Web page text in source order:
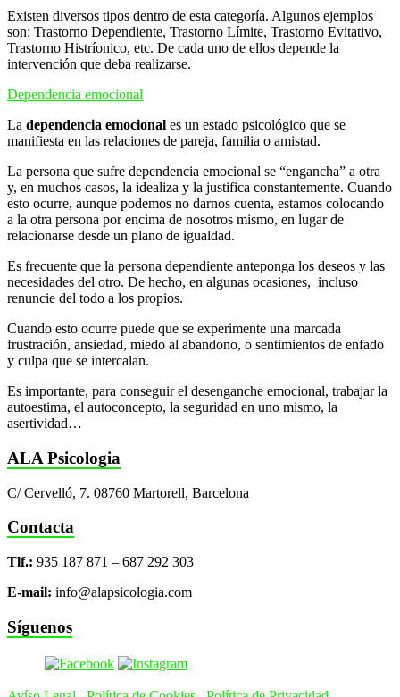
Existen diversos tipos dentro de esta categoría. Algunos ejemplos
son: Trastorno Dependiente, Trastorno Límite, Trastorno Evitativo,
Trastorno Histríonico, etc. De cada uno de ellos depende la
intervención que deba realizarse.
Dependencia emocional
La dependencia emocional es un estado psicológico que se
manifiesta en las relaciones de pareja, familia o amistad.
La persona que sufre dependencia emocional se “engancha” a otra
y, en muchos casos, la idealiza y la justifica constantemente. Cuando
esto ocurre, aunque podemos no darnos cuenta, estamos colocando
a la otra persona por encima de nosotros mismo, en lugar de
relacionarse desde un plano de igualdad.
Es frecuente que la persona dependiente anteponga los deseos y las
necesidades del otro. De hecho, en algunas ocasiones, incluso
renuncie del todo a los propios.
Cuando esto ocurre puede que se experimente una marcada
frustración, ansiedad, miedo al abandono, o sentimientos de enfado
y culpa que se intercalan.
Es importante, para conseguir el desenganche emocional, trabajar la
autoestima, el autoconcepto, la seguridad en uno mismo, la
asertividad…
ALA Psicologia
C/ Cervelló, 7. 08760 Martorell, Barcelona
Contacta
Tlf.: 935 187 871 – 687 292 303
E-mail: info@alapsicologia.com
Síguenos